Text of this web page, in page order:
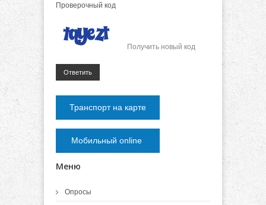
Проверочный код
Получить новый код
Ответить
Транспорт на карте
Мобильный online
Меню
Опросы